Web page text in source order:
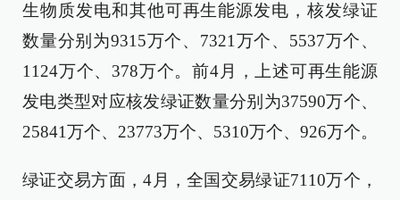
生物质发电和其他可再生能源发电，核发绿证
数量分别为9315万个、7321万个、5537万个、
1124万个、378万个。前4月，上述可再生能源
发电类型对应核发绿证数量分别为37590万个、
25841万个、23773万个、5310万个、926万个。
绿证交易方面，4月，全国交易绿证7110万个，